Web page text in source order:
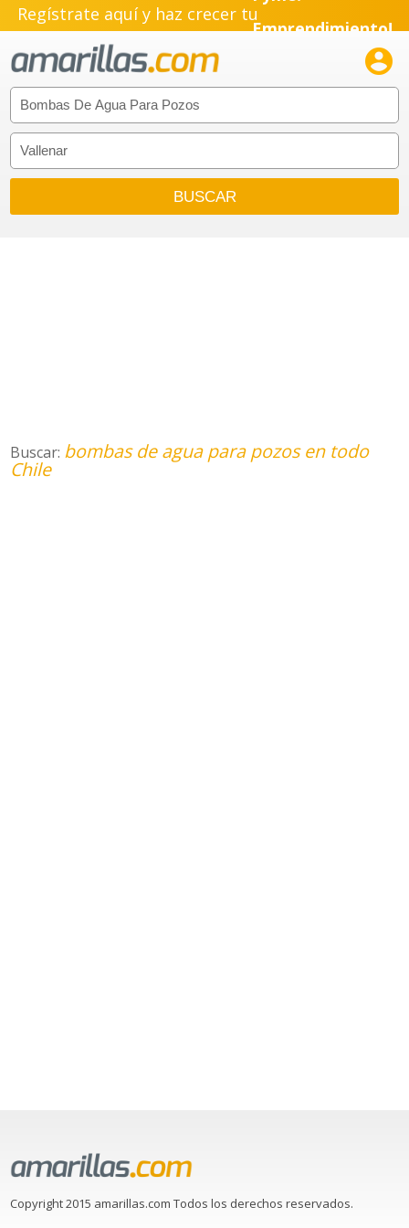
Regístrate aquí y haz crecer tuEmprendimiento!

Buscar: bombas de agua para pozos en todo
Chile
Copyright 2015 amarillas.com Todos los derechos reservados.